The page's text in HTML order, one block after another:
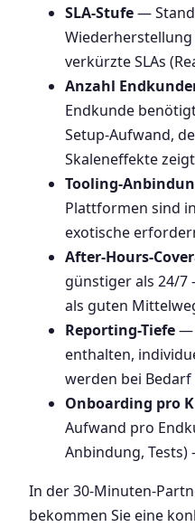
SLA-Stufe—
verkürzte SLAs
Anzahl
Endkunde
Setup-Aufwand,
Skaleneffekte
Tooling-
Plattformen sind
exotische
After-Hours-
günstiger als 24/7
als guten
Reporting-Tiefe—
enthalten,
werden bei
Onboarding pro
Aufwand pro
Anbindung, Tests)
In der 30-Minuten-
bekommen Sie eine